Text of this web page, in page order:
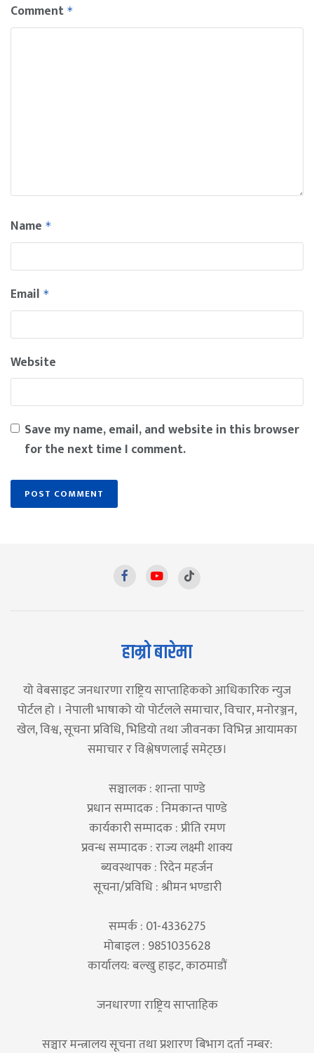
Comment *
Name *
Email *
Website
Save my name, email, and website in this browser
for the next time I comment.
हाम्रो बारेमा
यो वेबसाइट जनधारणा राष्ट्रिय साप्ताहिकको आधिकारिक न्युज
पोर्टल हो । नेपाली भाषाको यो पोर्टलले समाचार, विचार, मनोरञ्जन,
खेल, विश्व, सूचना प्रविधि, भिडियो तथा जीवनका विभिन्न आयामका
समाचार र विश्लेषणलाई समेट्छ।
सञ्चालक : शान्ता पाण्डे
प्रधान सम्पादक : निमकान्त पाण्डे
कार्यकारी सम्पादक : प्रीति रमण
प्रवन्ध सम्पादक : राज्य लक्ष्मी शाक्य
ब्यवस्थापक : रिदेन महर्जन
सूचना/प्रविधि : श्रीमन भण्डारी
सम्पर्क : 01-4336275
मोबाइल : 9851035628
कार्यालय: बल्खु हाइट, काठमाडौं
जनधारणा राष्ट्रिय साप्ताहिक
सञ्चार मन्त्रालय सूचना तथा प्रशारण बिभाग दर्ता नम्बर: